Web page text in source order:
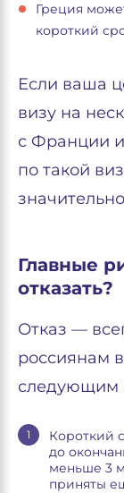
Греция
короткий
Если ваша
визу на
с Франции
по такой
Главные
отказать?
Отказ —
россиянам
следующим
Короткий
до
меньше 3
приняты